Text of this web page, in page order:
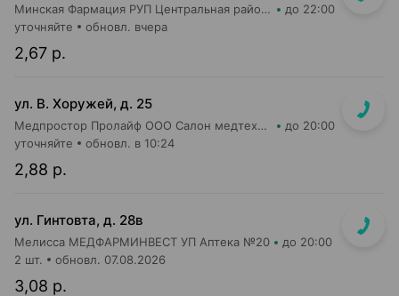
Минская Фармация РУП Центральная районная аптека №182 до 22:00
2,67 р.
уточняйте обновл. вчера
ул. В. Хоружей, д. 25
Медпростор Пролайф ООО Салон медтехники и ортопедии №50 до 20:00
2,88 р.
уточняйте обновл. в 10:24
ул. Гинтовта, д. 28в
Мелисса МЕДФАРМИНВЕСТ УП Аптека №20 до 20:00
3,08 р.
2 шт. обновл. 07.08.2026